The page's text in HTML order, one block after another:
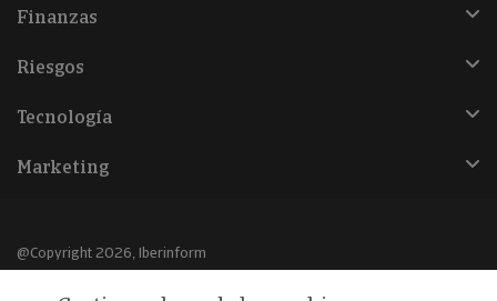
Finanzas
Riesgos
Tecnología
Marketing
@Copyright 2026, Iberinform